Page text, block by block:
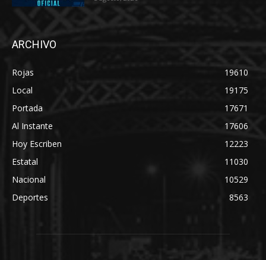
ARCHIVO
Rojas
19610
Local
19175
Portada
17671
Al Instante
17606
Hoy Escriben
12223
Estatal
11030
Nacional
10529
Deportes
8563